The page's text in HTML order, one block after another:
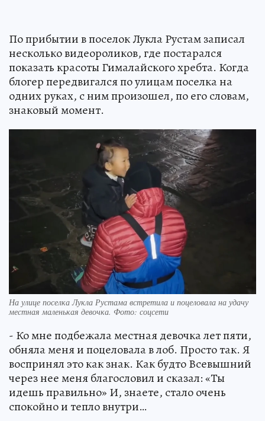
По прибытии в поселок Лукла Рустам записал
несколько видеороликов, где постарался
показать красоты Гималайского хребта. Когда
блогер передвигался по улицам поселка на
одних руках, с ним произошел, по его словам,
знаковый момент.
На улице поселка Лукла Рустама встретила и поцеловала на удачу
местная маленькая девочка. Фото: соцсети
- Ко мне подбежала местная девочка лет пяти,
обняла меня и поцеловала в лоб. Просто так. Я
воспринял это как знак. Как будто Всевышний
через нее меня благословил и сказал: «Ты
идешь правильно» И, знаете, стало очень
спокойно и тепло внутри…